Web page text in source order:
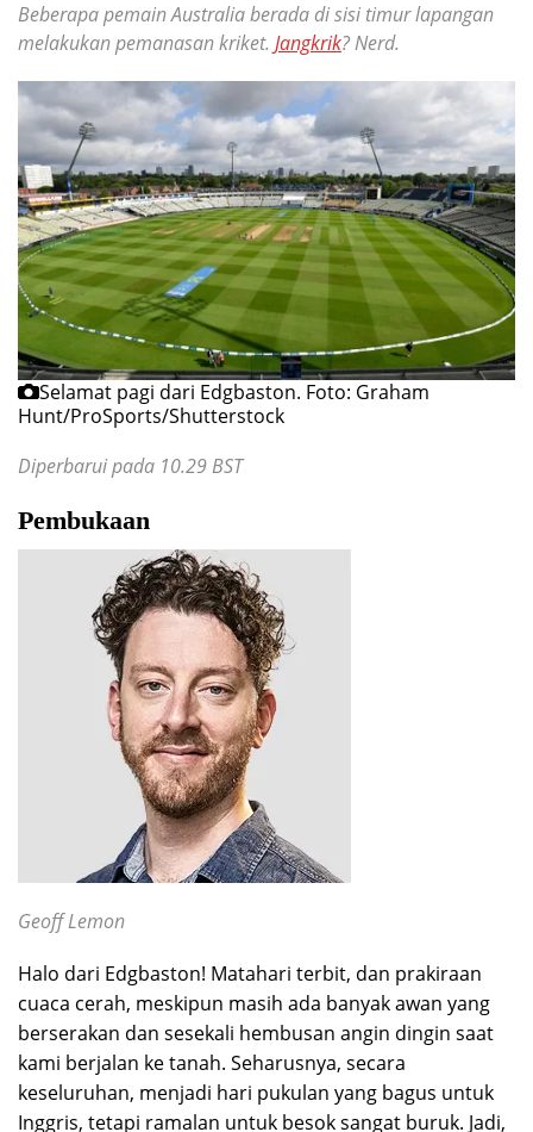
Beberapa pemain Australia berada di sisi timur lapangan
melakukan pemanasan kriket. Jangkrik? Nerd.
Selamat pagi dari Edgbaston. Foto: Graham
Hunt/ProSports/Shutterstock
Diperbarui pada 10.29 BST
Pembukaan
Geoff Lemon
Halo dari Edgbaston! Matahari terbit, dan prakiraan
cuaca cerah, meskipun masih ada banyak awan yang
berserakan dan sesekali hembusan angin dingin saat
kami berjalan ke tanah. Seharusnya, secara
keseluruhan, menjadi hari pukulan yang bagus untuk
Inggris, tetapi ramalan untuk besok sangat buruk. Jadi,